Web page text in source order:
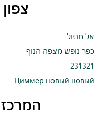
אל מנזול
כפר נופש מצפה הנוף
231321
Циммер новый новый